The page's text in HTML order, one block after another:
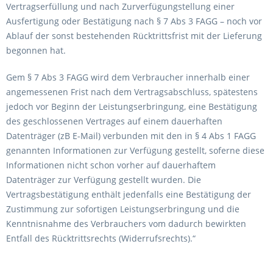
Vertragserfüllung und nach Zurverfügungstellung einer
Ausfertigung oder Bestätigung nach § 7 Abs 3 FAGG – noch vor
Ablauf der sonst bestehenden Rücktrittsfrist mit der Lieferung
begonnen hat.
Gem § 7 Abs 3 FAGG wird dem Verbraucher innerhalb einer
angemessenen Frist nach dem Vertragsabschluss, spätestens
jedoch vor Beginn der Leistungserbringung, eine Bestätigung
des geschlossenen Vertrages auf einem dauerhaften
Datenträger (zB E-Mail) verbunden mit den in § 4 Abs 1 FAGG
genannten Informationen zur Verfügung gestellt, soferne diese
Informationen nicht schon vorher auf dauerhaftem
Datenträger zur Verfügung gestellt wurden. Die
Vertragsbestätigung enthält jedenfalls eine Bestätigung der
Zustimmung zur sofortigen Leistungserbringung und die
Kenntnisnahme des Verbrauchers vom dadurch bewirkten
Entfall des Rücktrittsrechts (Widerrufsrechts).“